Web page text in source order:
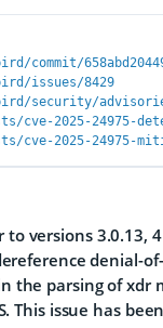
issues/8429
security/
cve-2025-24975-
cve-2025-24975-
versions 3.0.13,
denial-
the parsing of xdr
This issue has